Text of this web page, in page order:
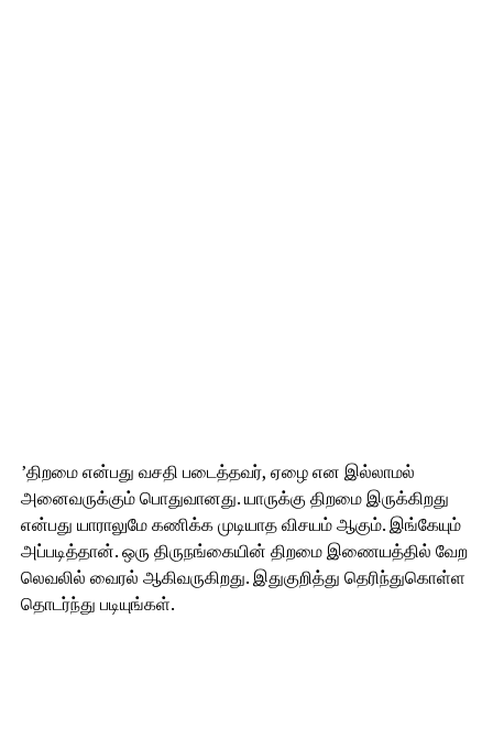
’திறமை என்பது வசதி படைத்தவர், ஏழை என இல்லாமல்
அனைவருக்கும் பொதுவானது. யாருக்கு திறமை இருக்கிறது
என்பது யாராலுமே கணிக்க முடியாத விசயம் ஆகும். இங்கேயும்
அப்படித்தான். ஒரு திருநங்கையின் திறமை இணையத்தில் வேற
லெவலில் வைரல் ஆகிவருகிறது. இதுகுறித்து தெரிந்துகொள்ள
தொடர்ந்து படியுங்கள்.